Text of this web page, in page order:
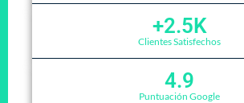
Clientes Satisfechos
+2.5K
Puntuación Google
4.9